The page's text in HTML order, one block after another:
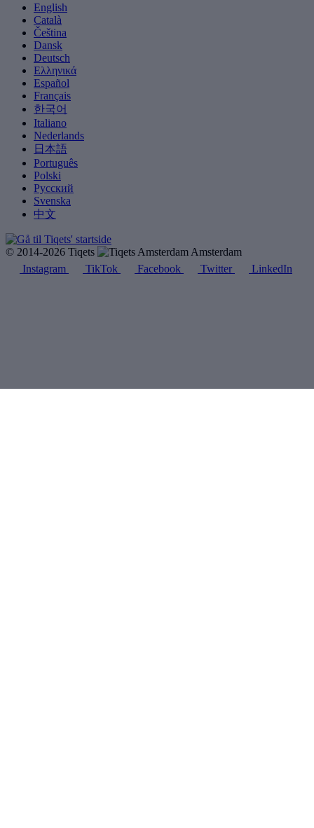
English
Català
Čeština
Dansk
Deutsch
Ελληνικά
Español
Français
한국어
Italiano
Nederlands
日本語
Português
Polski
Русский
Svenska
中文
© 2014-2026 Tiqets
Amsterdam
Instagram
TikTok Facebook Twitter LinkedIn